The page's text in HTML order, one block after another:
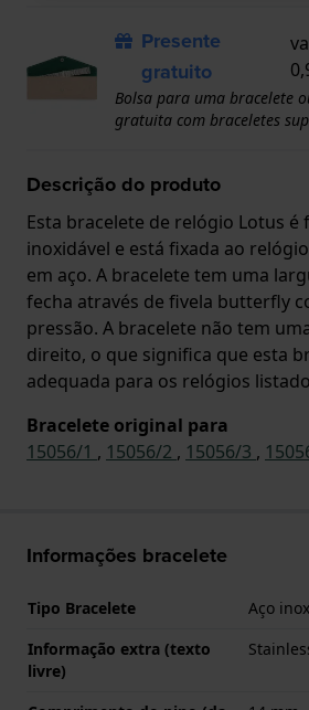
Presente
gratuito
Bolsa para uma bracelete
gratuita com braceletes
Descrição do produto
Esta bracelete de relógio Lotus é
inoxidável e está fixada ao
em aço. A bracelete tem uma
fecha através de fivela butterfly
pressão. A bracelete não tem
direito, o que significa que esta
adequada para os relógios
Bracelete original para
15056/1 , 15056/2 , 15056/3 ,
Informações bracelete
Tipo Bracelete
Aço
Informação extra (texto
livre)